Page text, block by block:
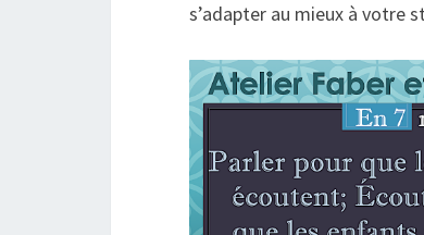
s’adapter au mieux à votre